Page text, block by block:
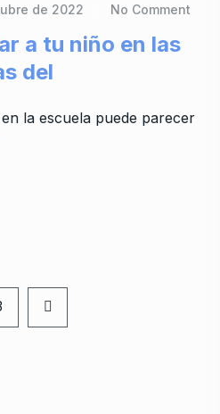
de 2022 No Comment
a tu niño en las
del
la escuela puede parecer